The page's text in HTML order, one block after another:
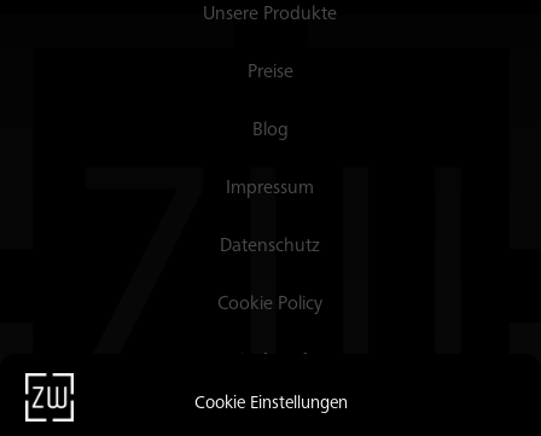
Cookie Einstellungen
Unsere Produkte
Preise
Blog
Impressum
Datenschutz
Cookie Policy